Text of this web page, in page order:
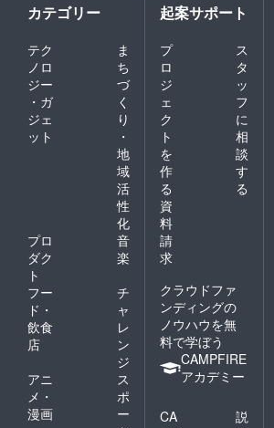
カテゴリー
テク
ノロ
ジー
・ガ
ジェ
ット
ま
ち
づ
く
り
・
地
域
活
性
化
プロ
ダク
ト
音
楽
フー
ド・
飲食
店
チ
ャ
レ
ン
ジ
アニ
メ・
漫画
ス
ポ
ー
起案サポート
プ
ロ
ジ
ェ
ク
ト
を
作
る
ス
タ
ッ
フ
に
相
談
す
る
資
料
請
求
クラウドファ
ンディングの
ノウハウを無
料で学ぼう
CAMPFIRE
アカデミー
CA
説